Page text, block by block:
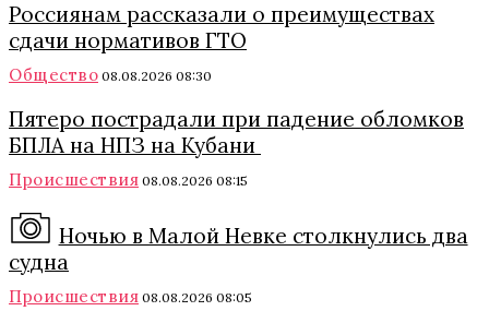
Россиянам рассказали о преимуществах
сдачи нормативов ГТО
Общество 08.08.2026 08:30
Пятеро пострадали при падение обломков
БПЛА на НПЗ на Кубани
Происшествия 08.08.2026 08:15
Ночью в Малой Невке столкнулись два
судна
Происшествия 08.08.2026 08:05